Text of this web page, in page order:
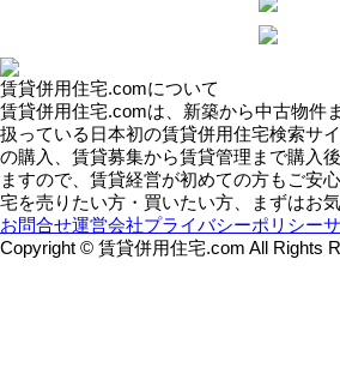
賃貸併用住宅.comについて
賃貸併用住宅.comは、新築から中古物件
扱っている日本初の賃貸併用住宅検索サ
の購入、賃貸募集から賃貸管理まで購入
ますので、賃貸経営が初めての方もご安
宅を売りたい方・買いたい方、まずはお
お問合せ運営会社プライバシーポリシー
Copyright © 賃貸併用住宅.com All Rights